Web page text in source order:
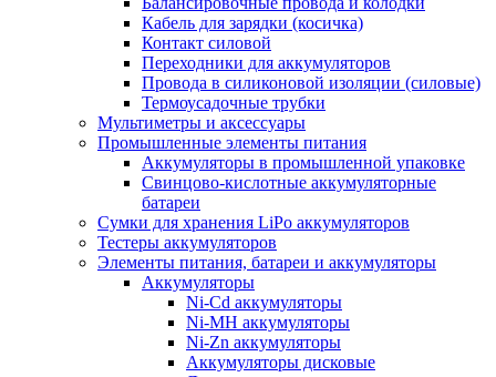
Кабель для зарядки (косичка)
Контакт силовой
Переходники для аккумуляторов
Провода в силиконовой изоляции (силовые)
Термоусадочные трубки
Мультиметры и аксессуары
Промышленные элементы питания
Аккумуляторы в промышленной упаковке
Свинцово-кислотные аккумуляторные
батареи
Сумки для хранения LiPo аккумуляторов
Тестеры аккумуляторов
Элементы питания, батареи и аккумуляторы
Аккумуляторы
Ni-Cd аккумуляторы
Ni-MH аккумуляторы
Ni-Zn аккумуляторы
Аккумуляторы дисковые